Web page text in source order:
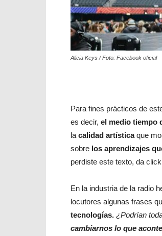
Alicia Keys / Foto: Facebook oficial
Para fines prácticos de
es decir, el medio tiempo
la calidad artísticaque
sobre los aprendizajes
perdiste este texto, da
En la industria de la radio
locutores algunas frases
tecnologías. ¿Podrían
cambiarnos lo que